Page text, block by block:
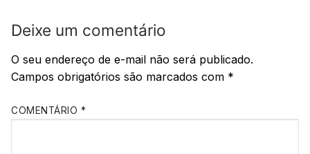
Deixe um comentário
O seu endereço de e-mail não será publicado.
Campos obrigatórios são marcados com *
COMENTÁRIO *